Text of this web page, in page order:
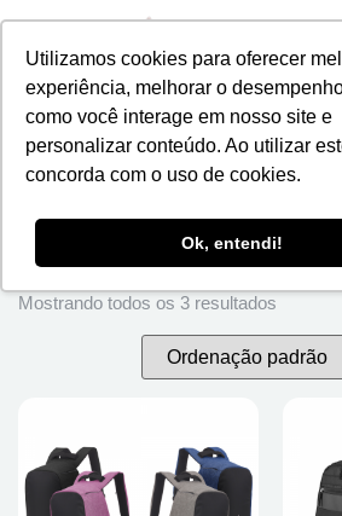
Utilizamos cookies para oferecer
experiência, melhorar o
como você interage em nosso site e
personalizar conteúdo. Ao utilizar
concorda com o uso de cookies.
Ok, entendi!
Início/Mochilas E Malas/Mochila /
TROLLEY
Mostrando todos os 3 resultados